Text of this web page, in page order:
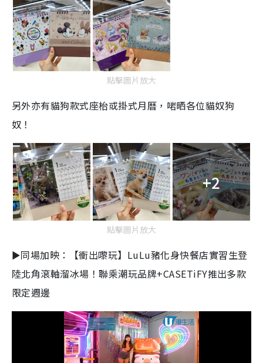
點擊圖片放大
另外亦有貓狗款式座枱或掛式月曆，啱晒各位貓奴狗
奴！
+2
點擊圖片放大
►同場加映：【衝出嚟玩】LuLu豬化身快餐店實習生登
陸北角滾軸溜冰場！聯乘潮玩品牌+CASETiFY推出多款
限定週邊